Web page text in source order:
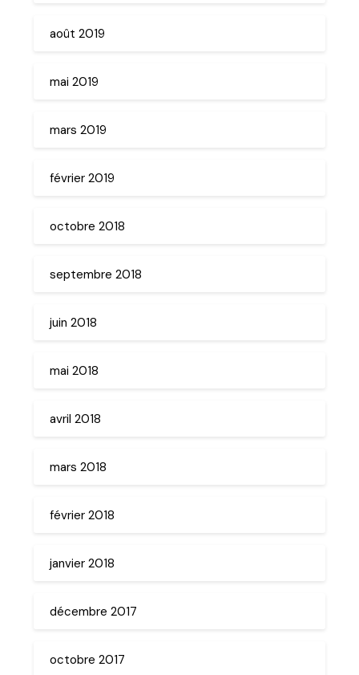
août 2019
mai 2019
mars 2019
février 2019
octobre 2018
septembre 2018
juin 2018
mai 2018
avril 2018
mars 2018
février 2018
janvier 2018
décembre 2017
octobre 2017